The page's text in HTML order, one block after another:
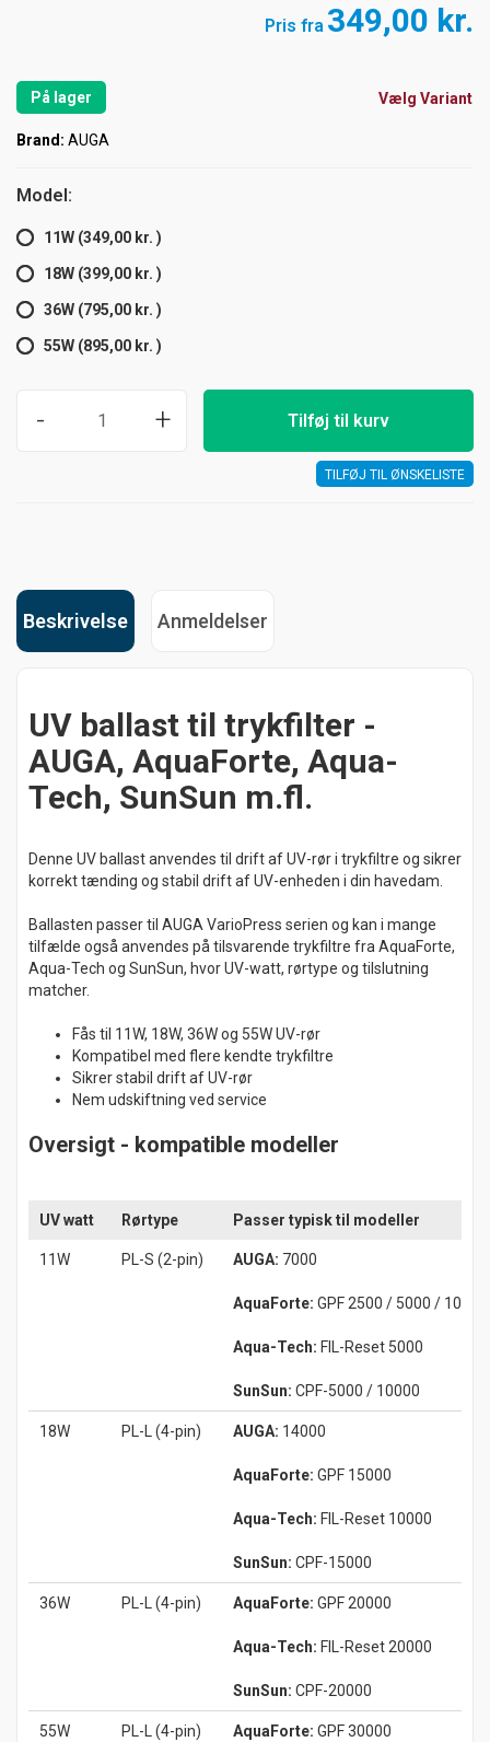
Pris fra 349,00 kr.
Vælg Variant
På lager
Brand: AUGA
Model:
11W (349,00 kr. )
18W (399,00 kr. )
36W (795,00 kr. )
55W (895,00 kr. )
- + Tilføj til kurv
TILFØJ TIL ØNSKELISTE
Beskrivelse Anmeldelser
UV ballast til trykfilter -
AUGA, AquaForte, Aqua-
Tech, SunSun m.fl.
Denne UV ballast anvendes til drift af UV-rør i trykfiltre og sikrer
korrekt tænding og stabil drift af UV-enheden i din havedam.
Ballasten passer til AUGA VarioPress serien og kan i mange
tilfælde også anvendes på tilsvarende trykfiltre fra AquaForte,
Aqua-Tech og SunSun, hvor UV-watt, rørtype og tilslutning
matcher.
Fås til 11W, 18W, 36W og 55W UV-rør
Kompatibel med flere kendte trykfiltre
Sikrer stabil drift af UV-rør
Nem udskiftning ved service
Oversigt - kompatible modeller
UV watt Rørtype Passer typisk til modeller
11W PL-S (2-pin) AUGA: 7000
AquaForte: GPF 2500 / 5000 / 10000
Aqua-Tech: FIL-Reset 5000
SunSun: CPF-5000 / 10000
18W PL-L (4-pin) AUGA: 14000
AquaForte: GPF 15000
Aqua-Tech: FIL-Reset 10000
SunSun: CPF-15000
36W PL-L (4-pin) AquaForte: GPF 20000
Aqua-Tech: FIL-Reset 20000
SunSun: CPF-20000
55W PL-L (4-pin) AquaForte: GPF 30000